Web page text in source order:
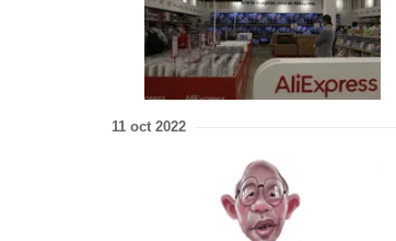
11 oct 2022